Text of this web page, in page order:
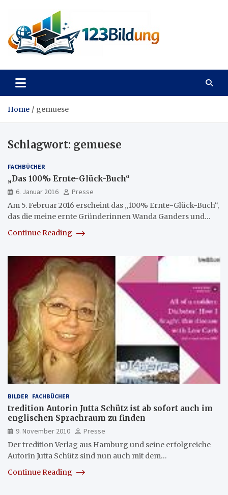
content
123Bildung
Home gemuese
Schlagwort: gemuese
FACHBÜCHER
„Das 100% Ernte-Glück-Buch“
6. Januar 2016
Presse
Am 5. Februar 2016 erscheint das „100% Ernte-Glück-Buch“,
das die meine ernte Gründerinnen Wanda Ganders und…
Continue Reading
BILDER FACHBÜCHER
tredition Autorin Jutta Schütz ist ab sofort auch im
englischen Sprachraum zu finden
9. November 2010
Presse
Der tredition Verlag aus Hamburg und seine erfolgreiche
Autorin Jutta Schütz sind nun auch mit dem…
Continue Reading